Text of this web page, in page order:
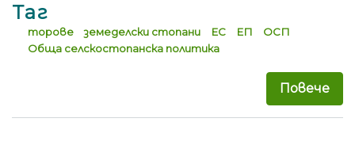
Таг
торове земеделски стопани ЕС ЕП
ОСП
Обща селскостопанска политика
Повече